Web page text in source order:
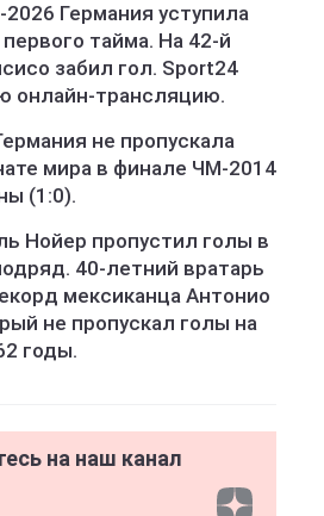
Германия уступила
тайма. На 42-й
забил гол. Sport24
онлайн-трансляцию.
не пропускала
мира в финале ЧМ-2014
(1:0).
Нойер пропустил голы в
40-летний вратарь
мексиканца Антонио
не пропускал голы на
годы.
на наш канал